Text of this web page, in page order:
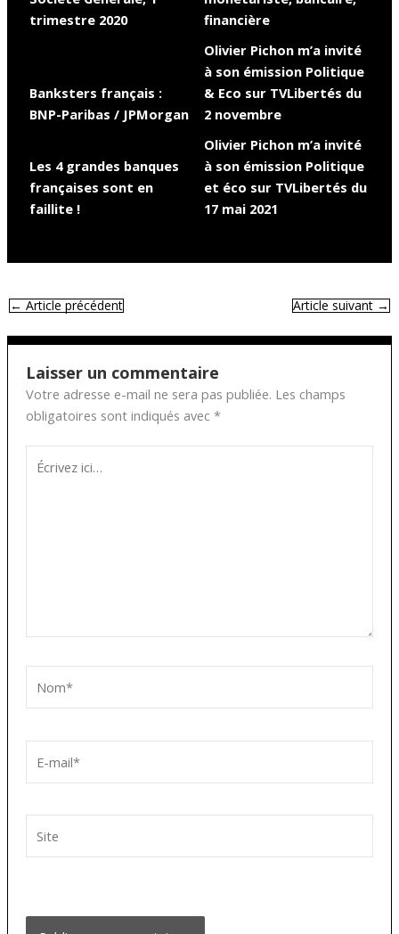
trimestre 2020
financière
Banksters français :
BNP-Paribas / JPMorgan
Olivier Pichon m’a invité
à son émission Politique
& Eco sur TVLibertés du
2 novembre
Les 4 grandes banques
françaises sont en
faillite !
Olivier Pichon m’a invité
à son émission Politique
et éco sur TVLibertés du
17 mai 2021
←Article précédent Article suivant→
Laisser un commentaire
Votre adresse e-mail ne sera pas publiée. Les champs
obligatoires sont indiqués avec *
ici…
mail*